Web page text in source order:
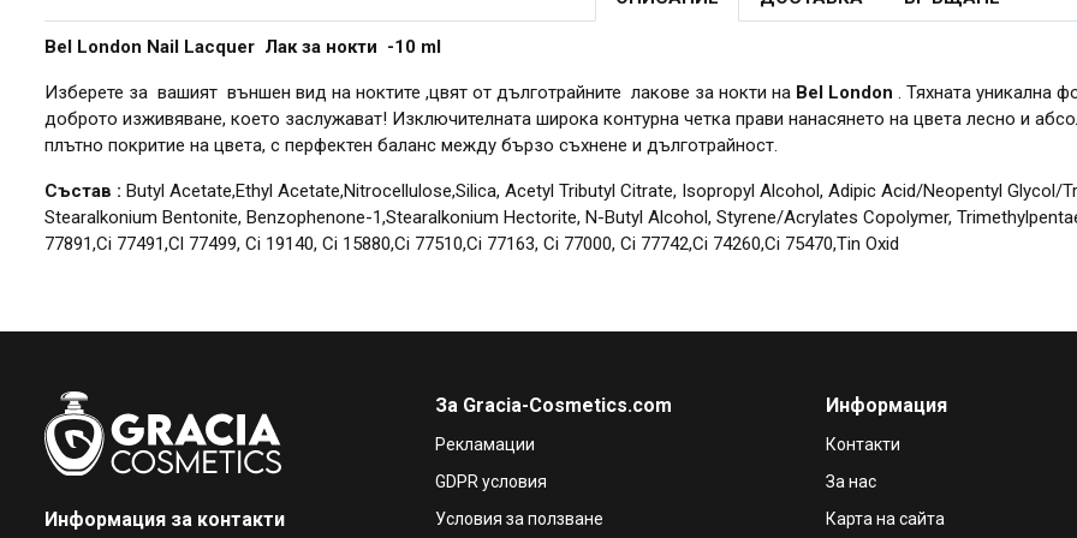
Bel London Nail Lacquer Лак за нокти -10 ml
Изберете за вашият външен вид на ноктите ,цвят от дълготрайните лакове за нокти на Bel London . Тяхната уникална
доброто изживяване, което заслужават! Изключителната широка контурна четка прави нанасянето на цвета лесно и
плътно покритие на цвета, с перфектен баланс между бързо съхнене и дълготрайност.
Състав : Butyl Acetate,Ethyl Acetate,Nitrocellulose,Silica, Acetyl Tributyl Citrate, Isopropyl Alcohol, Adipic Acid/Neopentyl Glycol/
Stearalkonium Bentonite, Benzophenone-1,Stearalkonium Hectorite, N-Butyl Alcohol, Styrene/Acrylates Copolymer,
77891,Ci 77491,Cl 77499, Ci 19140, Ci 15880,Ci 77510,Ci 77163, Ci 77000, Ci 77742,Ci 74260,Ci 75470,Tin Oxid
Информация за контакти
За Gracia-Cosmetics.com
Рекламации
GDPR условия
Условия за ползване
Информация
Контакти
За нас
Карта на сайта